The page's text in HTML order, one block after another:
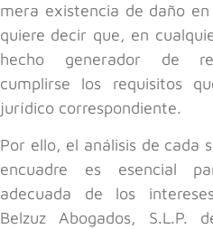
mera existencia de daño
quiere decir que, en
hecho generador de
cumplirse los requisitos
jurídico correspondiente.
Por ello, el análisis de cada
encuadre es esencial
adecuada de los
Belzuz Abogados, S.L.P.